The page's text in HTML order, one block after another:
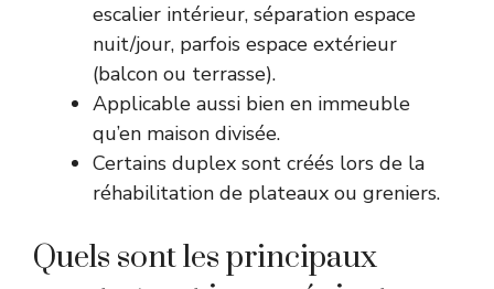
escalier intérieur, séparation espace
nuit/jour, parfois espace extérieur
(balcon ou terrasse).
Applicable aussi bien en immeuble
qu’en maison divisée.
Certains duplex sont créés lors de la
réhabilitation de plateaux ou greniers.
Quels sont les principaux